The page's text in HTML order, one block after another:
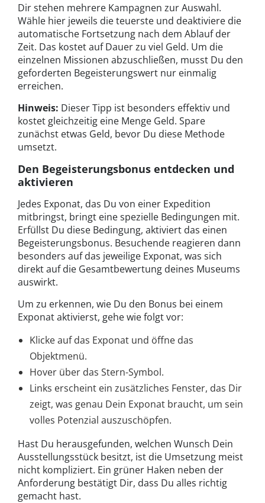
Dir stehen mehrere Kampagnen zur Auswahl.
Wähle hier jeweils die teuerste und deaktiviere die
automatische Fortsetzung nach dem Ablauf der
Zeit. Das kostet auf Dauer zu viel Geld. Um die
einzelnen Missionen abzuschließen, musst Du den
geforderten Begeisterungswert nur einmalig
erreichen.
Hinweis: Dieser Tipp ist besonders effektiv und
kostet gleichzeitig eine Menge Geld. Spare
zunächst etwas Geld, bevor Du diese Methode
umsetzt.
Den Begeisterungsbonus entdecken und
aktivieren
Jedes Exponat, das Du von einer Expedition
mitbringst, bringt eine spezielle Bedingungen mit.
Erfüllst Du diese Bedingung, aktiviert das einen
Begeisterungsbonus. Besuchende reagieren dann
besonders auf das jeweilige Exponat, was sich
direkt auf die Gesamtbewertung deines Museums
auswirkt.
Um zu erkennen, wie Du den Bonus bei einem
Exponat aktivierst, gehe wie folgt vor:
Klicke auf das Exponat und öffne das
Objektmenü.
Hover über das Stern-Symbol.
Links erscheint ein zusätzliches Fenster, das Dir
zeigt, was genau Dein Exponat braucht, um sein
volles Potenzial auszuschöpfen.
Hast Du herausgefunden, welchen Wunsch Dein
Ausstellungsstück besitzt, ist die Umsetzung meist
nicht kompliziert. Ein grüner Haken neben der
Anforderung bestätigt Dir, dass Du alles richtig
gemacht hast.